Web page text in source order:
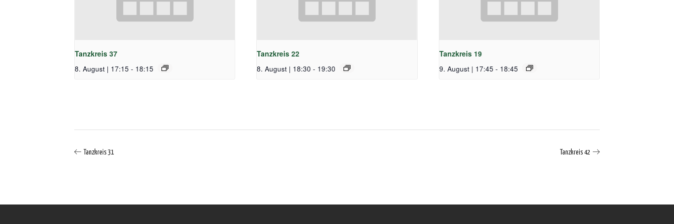
Tanzkreis 37
8. August | 17:15 - 18:15
Tanzkreis 22
8. August | 18:30 - 19:30
Tanzkreis 19
9. August | 17:45 - 18:45
Tanzkreis 31 Tanzkreis 42